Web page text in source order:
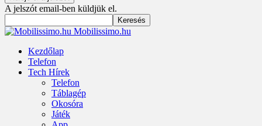
A jelszót email-ben küldjük el.
Mobilissimo.hu
Kezdőlap
Telefon
Tech Hírek
Telefon
Táblagép
Okosóra
Játék